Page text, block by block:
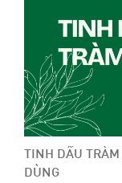
TINH DẦU
DÙNG